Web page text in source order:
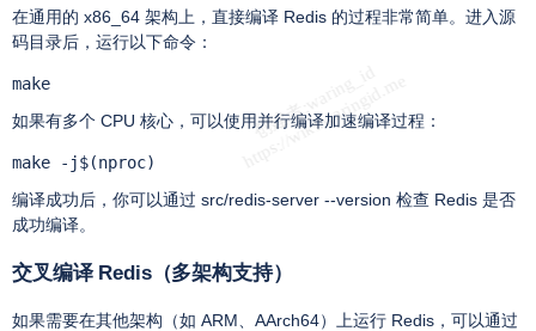
在通用的 x86_64 架构上，直接编译 Redis 的过程非常简单。进入源
码目录后，运行以下命令：
make
如果有多个 CPU 核心，可以使用并行编译加速编译过程：
make -j$(nproc)
编译成功后，你可以通过 src/redis-server --version 检查 Redis 是否
成功编译。
交叉编译 Redis（多架构支持）
如果需要在其他架构（如 ARM、AArch64）上运行 Redis，可以通过